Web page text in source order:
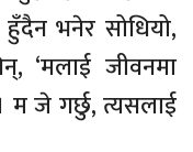
भनेर सोधियो,
‘मलाई जीवनमा
म जे गर्छु, त्यसलाई